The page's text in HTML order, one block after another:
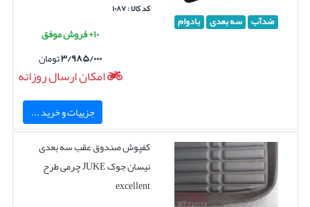
ضدآب سه بعدی بادوام
کد کالا : ۱۰۸۷
۱۰+ فروش موفق
۳/۹۸۵/۰۰۰تومان
امکان ارسال روزانه
جزییات و خرید ...
کفپوش صندوق عقب سه بعدی
نیسان جوک JUKE چرمی طرح
excellent